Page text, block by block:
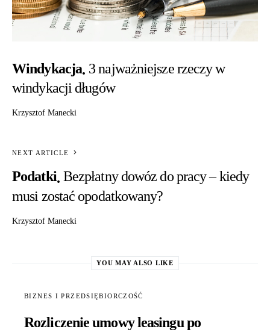
Windykacja 3 najważniejsze rzeczy w
windykacji długów
Krzysztof Manecki
NEXT ARTICLE
Podatki Bezpłatny dowóz do pracy – kiedy
musi zostać opodatkowany?
Krzysztof Manecki
YOU MAY ALSO LIKE
BIZNES I PRZEDSIĘBIORCZOŚĆ
Rozliczenie umowy leasingu po